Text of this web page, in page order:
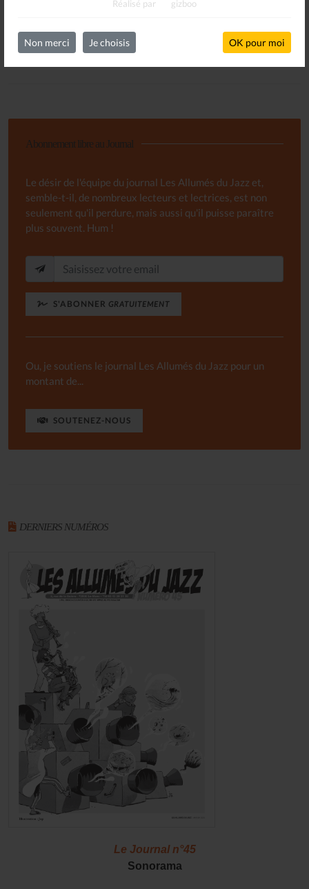
Réalisé par gizboo
Non merci Je choisis OK pour moi
Abonnement libre au Journal
Le désir de l'équipe du journal Les Allumés du Jazz et,
semble-t-il, de nombreux lecteurs et lectrices, est non
seulement qu'il perdure, mais aussi qu'il puisse paraître
plus souvent. Hum !
S'ABONNER GRATUITEMENT
Ou, je soutiens le journal Les Allumés du Jazz pour un
montant de...
SOUTENEZ-NOUS
DERNIERS NUMÉROS
Le Journal n°45
Sonorama